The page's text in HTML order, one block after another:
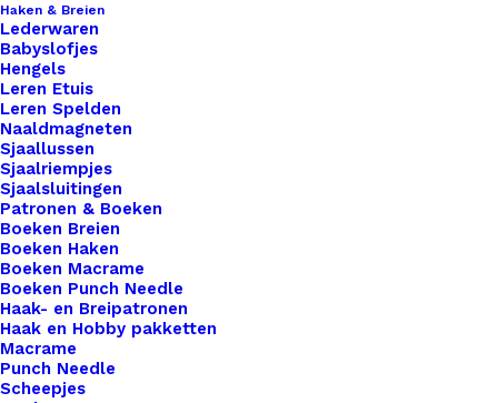
Haken & Breien
Lederwaren
Babyslofjes
Hengels
Leren Etuis
Leren Spelden
Naaldmagneten
Sjaallussen
Sjaalriempjes
Sjaalsluitingen
Patronen & Boeken
Boeken Breien
Boeken Haken
Boeken Macrame
Boeken Punch Needle
Haak- en Breipatronen
Haak en Hobby pakketten
Macrame
Punch Needle
Scheepjes
1 op voorraad
Kaarsje
groen
met
Ei
Love
You
aantal
Toevoegen aan verlanglijst
Artikelnummer
Categorie
Merken